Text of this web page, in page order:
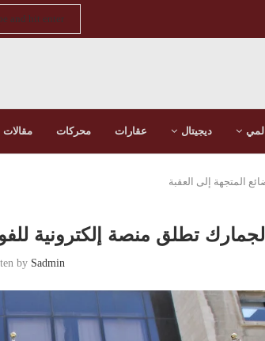
ديجيتال عقارات محركات مقالات
المتجهة إلى العقبة
الجمارك تطلق منصة إلكترونية
by Sadmin